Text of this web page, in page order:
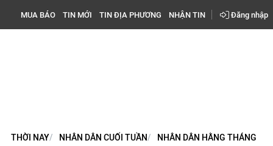
MUA BÁO TIN MỚI TIN ĐỊA PHƯƠNG NHẬN TIN Đăng nhập
THỜI NAY NHÂN DÂN CUỐI TUẦN NHÂN DÂN HẰNG THÁNG